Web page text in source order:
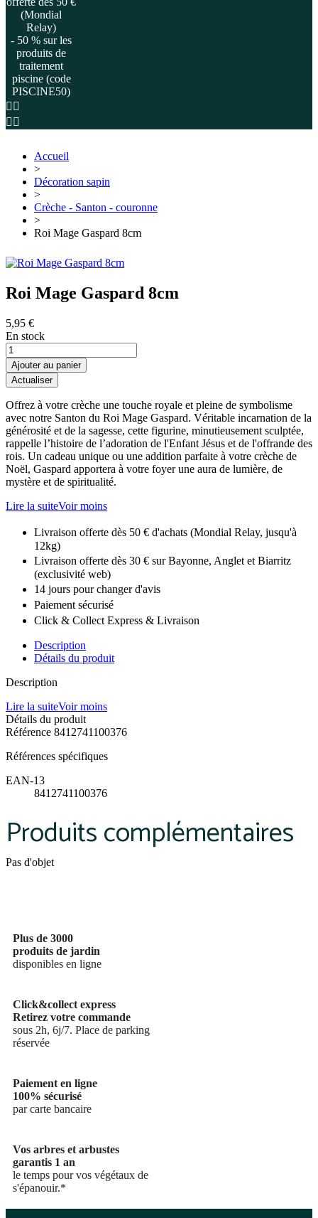
(Mondial
Relay)
- 50 % sur les
produits de
traitement
piscine (code
PISCINE50)
Accueil
>
Décoration sapin
>
Crèche - Santon - couronne
>
Roi Mage Gaspard 8cm
Roi Mage Gaspard 8cm
5,95 €
En stock
Ajouter au panier
Offrez à votre crèche une touche royale et pleine de symbolisme
avec notre Santon du Roi Mage Gaspard. Véritable incarnation de la
générosité et de la sagesse, cette figurine, minutieusement sculptée,
rappelle l’histoire de l’adoration de l'Enfant Jésus et de l'offrande des
rois. Un cadeau unique ou une addition parfaite à votre crèche de
Noël, Gaspard apportera à votre foyer une aura de lumière, de
mystère et de spiritualité.
Lire la suiteVoir moins
Livraison offerte dès 50 € d'achats (Mondial Relay, jusqu'à
12kg)
Livraison offerte dès 30 € sur Bayonne, Anglet et Biarritz
(exclusivité web)
14 jours pour changer d'avis
Paiement sécurisé
Click & Collect Express & Livraison
Description
Détails du produit
Description
Lire la suiteVoir moins
Détails du produit
Référence 8412741100376
Références spécifiques
EAN-13
8412741100376
Produits complémentaires
Pas d'objet
Plus de 3000
produits de jardin
disponibles en ligne
Click&collect express
Retirez votre commande
sous 2h, 6j/7. Place de parking
réservée
Paiement en ligne
100% sécurisé
par carte bancaire
Vos arbres et arbustes
garantis 1 an
le temps pour vos végétaux de
s'épanouir.*